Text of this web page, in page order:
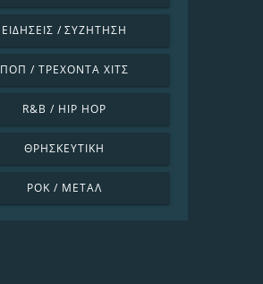
ΕΙΔΉΣΕΙΣ / ΣΥΖΉΤΗΣΗ
ΠΟΠ / ΤΡΈΧΟΝΤΑ ΧΙΤΣ
R&B / HIP HOP
ΘΡΗΣΚΕΥΤΙΚΉ
ΡΟΚ / ΜΈΤΑΛ